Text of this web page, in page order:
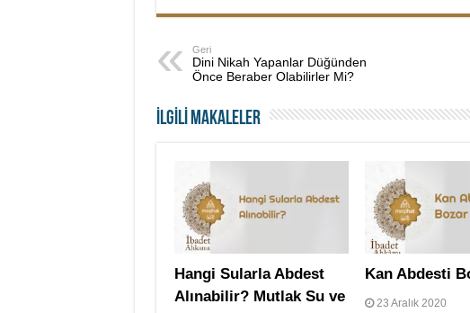
Geri
Dini Nikah Yapanlar Düğünden
Önce Beraber Olabilirler Mi?
İLGİLİ MAKALELER
Hangi Sularla Abdest
Alınabilir? Mutlak Su ve
Kan Abdesti
23 Aralık 2020